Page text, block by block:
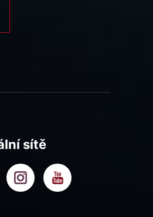
sítě